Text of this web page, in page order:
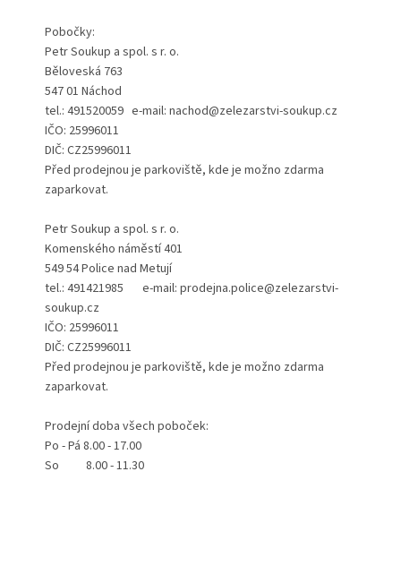
Pobočky:
Petr Soukup a spol. s r. o.
Běloveská 763
547 01 Náchod
tel.: 491520059 e-mail: nachod@zelezarstvi-soukup.cz
IČO: 25996011
DIČ: CZ25996011
Před prodejnou je parkoviště, kde je možno zdarma
zaparkovat.
Petr Soukup a spol. s r. o.
Komenského náměstí 401
549 54 Police nad Metují
tel.: 491421985 e-mail: prodejna.police@zelezarstvi-
soukup.cz
IČO: 25996011
DIČ: CZ25996011
Před prodejnou je parkoviště, kde je možno zdarma
zaparkovat.
Prodejní doba všech poboček:
Po - Pá 8.00 - 17.00
So 8.00 - 11.30